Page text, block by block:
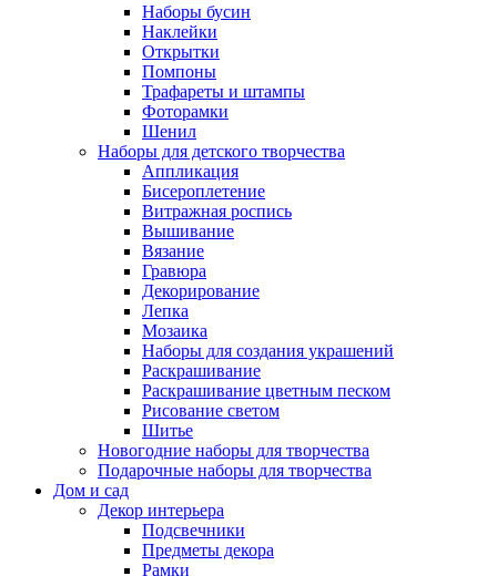
Наборы бусин
Наклейки
Открытки
Помпоны
Трафареты и штампы
Фоторамки
Шенил
Наборы для детского творчества
Аппликация
Бисероплетение
Витражная роспись
Вышивание
Вязание
Гравюра
Декорирование
Лепка
Мозаика
Наборы для создания украшений
Раскрашивание
Раскрашивание цветным песком
Рисование светом
Шитье
Новогодние наборы для творчества
Подарочные наборы для творчества
Дом и сад
Декор интерьера
Подсвечники
Предметы декора
Рамки